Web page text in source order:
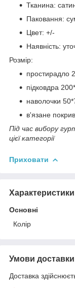
Тканина:
Паковання:
Цвет: +/-
Наявність:
Розмір:
простирадло
підковдра
наволочки
в'язане
Під час вибору
цієї категорії
Приховати
Характеристики
Основні
Колір
Умови доставки
Доставка